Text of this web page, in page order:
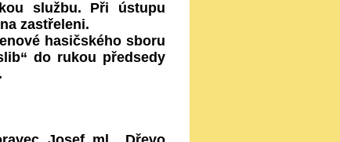
službu. Při ústupu
zastřeleni.
hasičského sboru
do rukou předsedy